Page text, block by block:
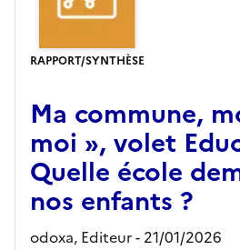
RAPPORT/SYNTHÈSE
Ma commune,
moi », volet
Quelle école
nos enfants ?
odoxa, Editeur- 21/01/2026